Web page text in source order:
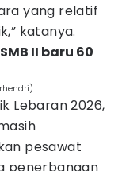
yang relatif
katanya.
II baru 60
Lebaran 2026,
pesawat